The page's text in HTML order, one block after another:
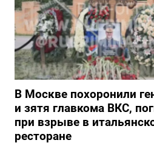
В Москве похоронили
и зятя главкома ВКС,
при взрыве в
ресторане